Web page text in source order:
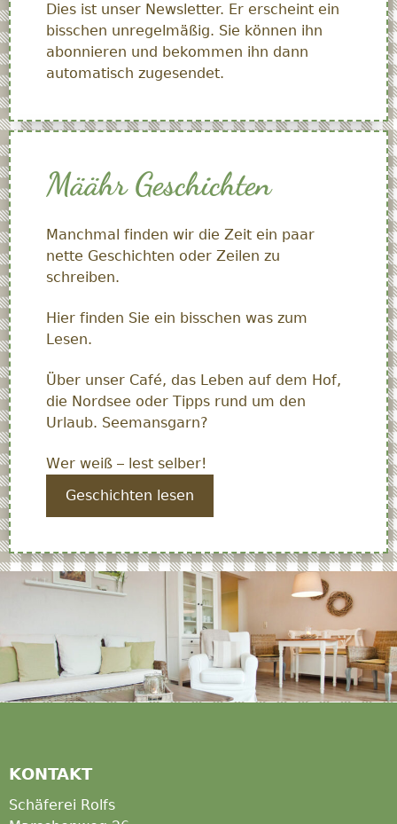
Dies ist unser Newsletter. Er erscheint ein
bisschen unregelmäßig. Sie können ihn
abonnieren und bekommen ihn dann
automatisch zugesendet.
Määhr Geschichten
Manchmal finden wir die Zeit ein paar
nette Geschichten oder Zeilen zu
schreiben.
Hier finden Sie ein bisschen was zum
Lesen.
Über unser Café, das Leben auf dem Hof,
die Nordsee oder Tipps rund um den
Urlaub. Seemansgarn?
Wer weiß – lest selber!
Geschichten lesen
KONTAKT
Schäferei Rolfs